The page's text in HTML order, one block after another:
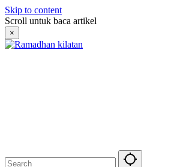
Skip to content
Scroll untuk baca artikel
×